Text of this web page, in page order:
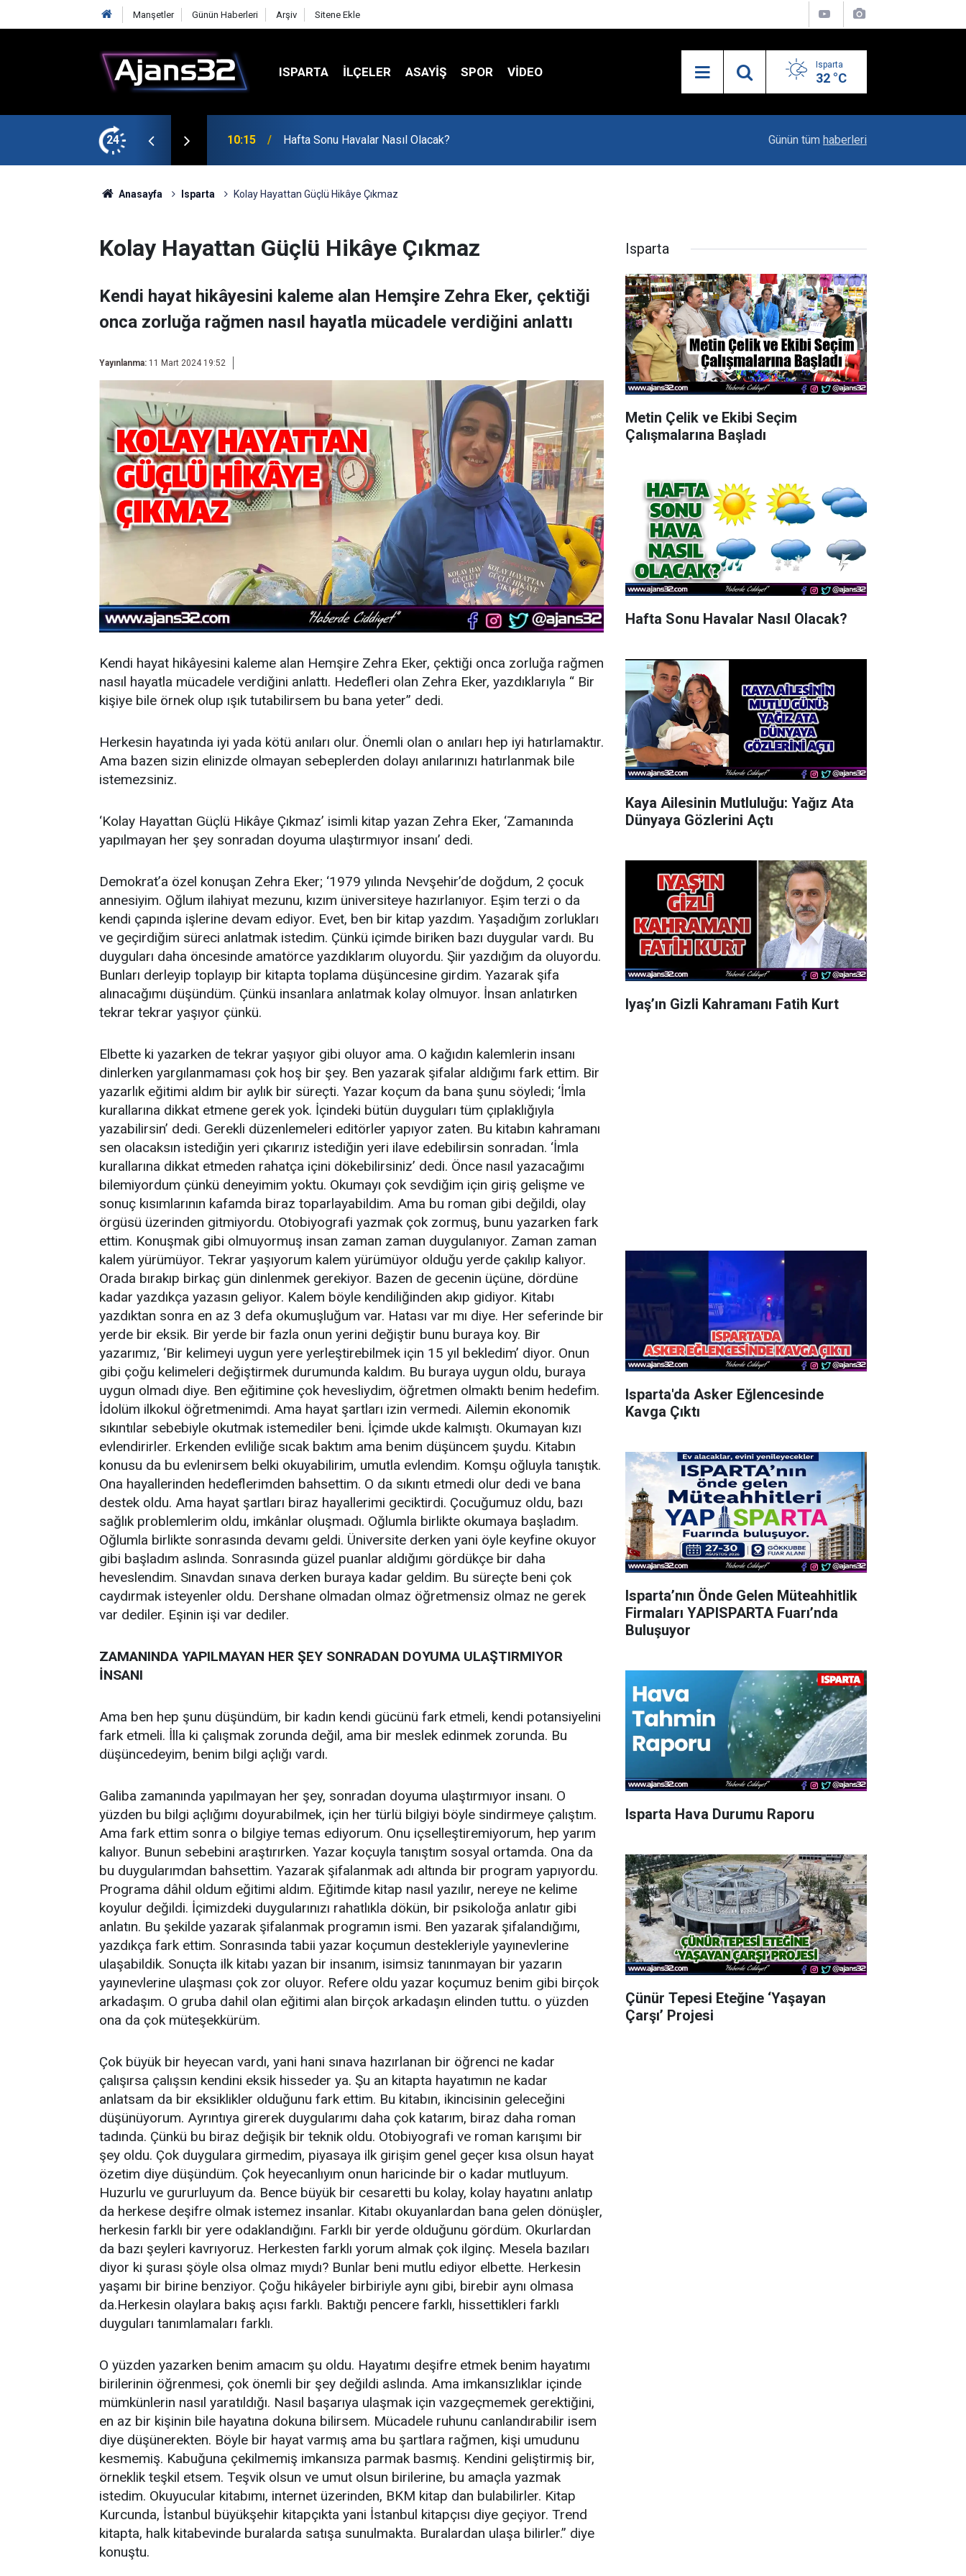
Manşetler Günün Haberleri Arşiv Sitene Ekle
ISPARTA İLÇELER ASAYİŞ SPOR VIDEO Isparta
32 °C
24 10:15 Hafta Sonu Havalar Nasıl Olacak? Kaya Ailesinin Mutluluğu: Yağız Ata Dünyaya
Günün tüm haberleri
Anasayfa Isparta Kolay Hayattan Güçlü Hikâye Çıkmaz
Kolay Hayattan Güçlü Hikâye Çıkmaz
Kendi hayat hikâyesini kaleme alan Hemşire Zehra Eker, çektiği
onca zorluğa rağmen nasıl hayatla mücadele verdiğini anlattı
Yayınlanma: 11 Mart 2024 19:52
Kendi hayat hikâyesini kaleme alan Hemşire Zehra Eker, çektiği onca zorluğa rağmen
nasıl hayatla mücadele verdiğini anlattı. Hedefleri olan Zehra Eker, yazdıklarıyla “ Bir
kişiye bile örnek olup ışık tutabilirsem bu bana yeter” dedi.
Herkesin hayatında iyi yada kötü anıları olur. Önemli olan o anıları hep iyi hatırlamaktır.
Ama bazen sizin elinizde olmayan sebeplerden dolayı anılarınızı hatırlanmak bile
istemezsiniz.
‘Kolay Hayattan Güçlü Hikâye Çıkmaz’ isimli kitap yazan Zehra Eker, ‘Zamanında
yapılmayan her şey sonradan doyuma ulaştırmıyor insanı’ dedi.
Demokrat’a özel konuşan Zehra Eker; ‘1979 yılında Nevşehir’de doğdum, 2 çocuk
annesiyim. Oğlum ilahiyat mezunu, kızım üniversiteye hazırlanıyor. Eşim terzi o da
kendi çapında işlerine devam ediyor. Evet, ben bir kitap yazdım. Yaşadığım zorlukları
ve geçirdiğim süreci anlatmak istedim. Çünkü içimde biriken bazı duygular vardı. Bu
duyguları daha öncesinde amatörce yazdıklarım oluyordu. Şiir yazdığım da oluyordu.
Bunları derleyip toplayıp bir kitapta toplama düşüncesine girdim. Yazarak şifa
alınacağımı düşündüm. Çünkü insanlara anlatmak kolay olmuyor. İnsan anlatırken
tekrar tekrar yaşıyor çünkü.
Elbette ki yazarken de tekrar yaşıyor gibi oluyor ama. O kağıdın kalemlerin insanı
dinlerken yargılanmaması çok hoş bir şey. Ben yazarak şifalar aldığımı fark ettim. Bir
yazarlık eğitimi aldım bir aylık bir süreçti. Yazar koçum da bana şunu söyledi; ‘İmla
kurallarına dikkat etmene gerek yok. İçindeki bütün duyguları tüm çıplaklığıyla
yazabilirsin’ dedi. Gerekli düzenlemeleri editörler yapıyor zaten. Bu kitabın kahramanı
sen olacaksın istediğin yeri çıkarırız istediğin yeri ilave edebilirsin sonradan. ‘İmla
kurallarına dikkat etmeden rahatça içini dökebilirsiniz’ dedi. Önce nasıl yazacağımı
bilemiyordum çünkü deneyimim yoktu. Okumayı çok sevdiğim için giriş gelişme ve
sonuç kısımlarının kafamda biraz toparlayabildim. Ama bu roman gibi değildi, olay
örgüsü üzerinden gitmiyordu. Otobiyografi yazmak çok zormuş, bunu yazarken fark
ettim. Konuşmak gibi olmuyormuş insan zaman zaman duygulanıyor. Zaman zaman
kalem yürümüyor. Tekrar yaşıyorum kalem yürümüyor olduğu yerde çakılıp kalıyor.
Orada bırakıp birkaç gün dinlenmek gerekiyor. Bazen de gecenin üçüne, dördüne
kadar yazdıkça yazasın geliyor. Kalem böyle kendiliğinden akıp gidiyor. Kitabı
yazdıktan sonra en az 3 defa okumuşluğum var. Hatası var mı diye. Her seferinde bir
yerde bir eksik. Bir yerde bir fazla onun yerini değiştir bunu buraya koy. Bir
yazarımız, ‘Bir kelimeyi uygun yere yerleştirebilmek için 15 yıl bekledim’ diyor. Onun
gibi çoğu kelimeleri değiştirmek durumunda kaldım. Bu buraya uygun oldu, buraya
uygun olmadı diye. Ben eğitimine çok hevesliydim, öğretmen olmaktı benim hedefim.
İdolüm ilkokul öğretmenimdi. Ama hayat şartları izin vermedi. Ailemin ekonomik
sıkıntılar sebebiyle okutmak istemediler beni. İçimde ukde kalmıştı. Okumayan kızı
evlendirirler. Erkenden evliliğe sıcak baktım ama benim düşüncem şuydu. Kitabın
konusu da bu evlenirsem belki okuyabilirim, umutla evlendim. Komşu oğluyla tanıştık.
Ona hayallerinden hedeflerimden bahsettim. O da sıkıntı etmedi olur dedi ve bana
destek oldu. Ama hayat şartları biraz hayallerimi geciktirdi. Çocuğumuz oldu, bazı
sağlık problemlerim oldu, imkânlar oluşmadı. Oğlumla birlikte okumaya başladım.
Oğlumla birlikte sonrasında devamı geldi. Üniversite derken yani öyle keyfine okuyor
gibi başladım aslında. Sonrasında güzel puanlar aldığımı gördükçe bir daha
heveslendim. Sınavdan sınava derken buraya kadar geldim. Bu süreçte beni çok
caydırmak isteyenler oldu. Dershane olmadan olmaz öğretmensiz olmaz ne gerek
var dediler. Eşinin işi var dediler.
ZAMANINDA YAPILMAYAN HER ŞEY SONRADAN DOYUMA ULAŞTIRMIYOR
İNSANI
Ama ben hep şunu düşündüm, bir kadın kendi gücünü fark etmeli, kendi potansiyelini
fark etmeli. İlla ki çalışmak zorunda değil, ama bir meslek edinmek zorunda. Bu
düşüncedeyim, benim bilgi açlığı vardı.
Galiba zamanında yapılmayan her şey, sonradan doyuma ulaştırmıyor insanı. O
yüzden bu bilgi açlığımı doyurabilmek, için her türlü bilgiyi böyle sindirmeye çalıştım.
Ama fark ettim sonra o bilgiye temas ediyorum. Onu içselleştiremiyorum, hep yarım
kalıyor. Bunun sebebini araştırırken. Yazar koçuyla tanıştım sosyal ortamda. Ona da
bu duygularımdan bahsettim. Yazarak şifalanmak adı altında bir program yapıyordu.
Programa dâhil oldum eğitimi aldım. Eğitimde kitap nasıl yazılır, nereye ne kelime
koyulur değildi. İçimizdeki duygularınızı rahatlıkla dökün, bir psikoloğa anlatır gibi
anlatın. Bu şekilde yazarak şifalanmak programın ismi. Ben yazarak şifalandığımı,
yazdıkça fark ettim. Sonrasında tabii yazar koçumun destekleriyle yayınevlerine
ulaşabildik. Sonuçta ilk kitabı yazan bir insanım, isimsiz tanınmayan bir yazarın
yayınevlerine ulaşması çok zor oluyor. Refere oldu yazar koçumuz benim gibi birçok
arkadaşım. O gruba dahil olan eğitimi alan birçok arkadaşın elinden tuttu. o yüzden
ona da çok müteşekkürüm.
Çok büyük bir heyecan vardı, yani hani sınava hazırlanan bir öğrenci ne kadar
çalışırsa çalışsın kendini eksik hisseder ya. Şu an kitapta hayatımın ne kadar
anlatsam da bir eksiklikler olduğunu fark ettim. Bu kitabın, ikincisinin geleceğini
düşünüyorum. Ayrıntıya girerek duygularımı daha çok katarım, biraz daha roman
tadında. Çünkü bu biraz değişik bir teknik oldu. Otobiyografi ve roman karışımı bir
şey oldu. Çok duygulara girmedim, piyasaya ilk girişim genel geçer kısa olsun hayat
özetim diye düşündüm. Çok heyecanlıyım onun haricinde bir o kadar mutluyum.
Huzurlu ve gururluyum da. Bence büyük bir cesaretti bu kolay, kolay hayatını anlatıp
da herkese deşifre olmak istemez insanlar. Kitabı okuyanlardan bana gelen dönüşler,
herkesin farklı bir yere odaklandığını. Farklı bir yerde olduğunu gördüm. Okurlardan
da bazı şeyleri kavrıyoruz. Herkesten farklı yorum almak çok ilginç. Mesela bazıları
diyor ki şurası şöyle olsa olmaz mıydı? Bunlar beni mutlu ediyor elbette. Herkesin
yaşamı bir birine benziyor. Çoğu hikâyeler birbiriyle aynı gibi, birebir aynı olmasa
da.Herkesin olaylara bakış açısı farklı. Baktığı pencere farklı, hissettikleri farklı
duyguları tanımlamaları farklı.
O yüzden yazarken benim amacım şu oldu. Hayatımı deşifre etmek benim hayatımı
birilerinin öğrenmesi, çok önemli bir şey değildi aslında. Ama imkansızlıklar içinde
mümkünlerin nasıl yaratıldığı. Nasıl başarıya ulaşmak için vazgeçmemek gerektiğini,
en az bir kişinin bile hayatına dokuna bilirsem. Mücadele ruhunu canlandırabilir isem
diye düşünerekten. Böyle bir hayat varmış ama bu şartlara rağmen, kişi umudunu
kesmemiş. Kabuğuna çekilmemiş imkansıza parmak basmış. Kendini geliştirmiş bir,
örneklik teşkil etsem. Teşvik olsun ve umut olsun birilerine, bu amaçla yazmak
istedim. Okuyucular kitabımı, internet üzerinden, BKM kitap dan bulabilirler. Kitap
Kurcunda, İstanbul büyükşehir kitapçıkta yani İstanbul kitapçısı diye geçiyor. Trend
kitapta, halk kitabevinde buralarda satışa sunulmakta. Buralardan ulaşa bilirler.” diye
konuştu.
Isparta
Metin Çelik ve Ekibi Seçim
Çalışmalarına Başladı
Hafta Sonu Havalar Nasıl Olacak?
Kaya Ailesinin Mutluluğu: Yağız Ata
Dünyaya Gözlerini Açtı
Iyaş’ın Gizli Kahramanı Fatih Kurt
Isparta'da Asker Eğlencesinde
Kavga Çıktı
Isparta’nın Önde Gelen Müteahhitlik
Firmaları YAPISPARTA Fuarı’nda
Buluşuyor
Isparta Hava Durumu Raporu
Çünür Tepesi Eteğine ‘Yaşayan
Çarşı’ Projesi